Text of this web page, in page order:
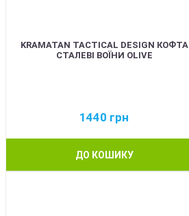
KRAMATAN TACTICAL DESIGN КОФТА
СТАЛЕВІ ВОЇНИ OLIVE
1440 грн
ДО КОШИКУ